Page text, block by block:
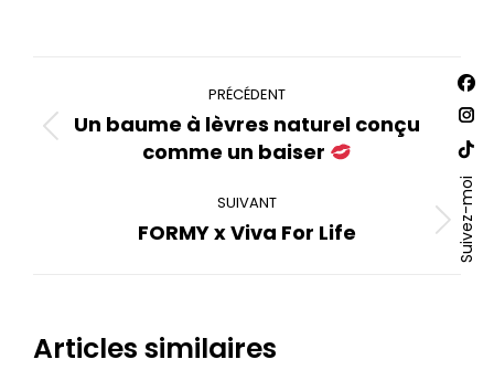
article
PRÉCÉDENT
Article
précédent
Un baume à lèvres naturel conçu
comme un baiser
SUIVANT
Article
FORMY x Viva For Life
Articles similaires
Suivez-moi
sur :
La
une
La
La
Site